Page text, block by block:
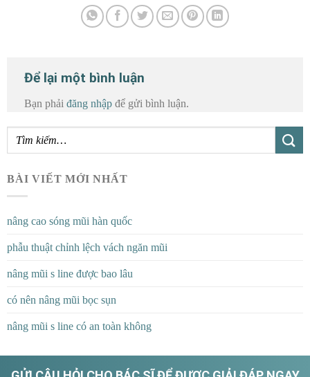
Để lại một bình luận
Bạn phải đăng nhập để gửi bình luận.
BÀI VIẾT MỚI NHẤT
nâng cao sóng mũi hàn quốc
phẫu thuật chỉnh lệch vách ngăn mũi
nâng mũi s line được bao lâu
có nên nâng mũi bọc sụn
nâng mũi s line có an toàn không